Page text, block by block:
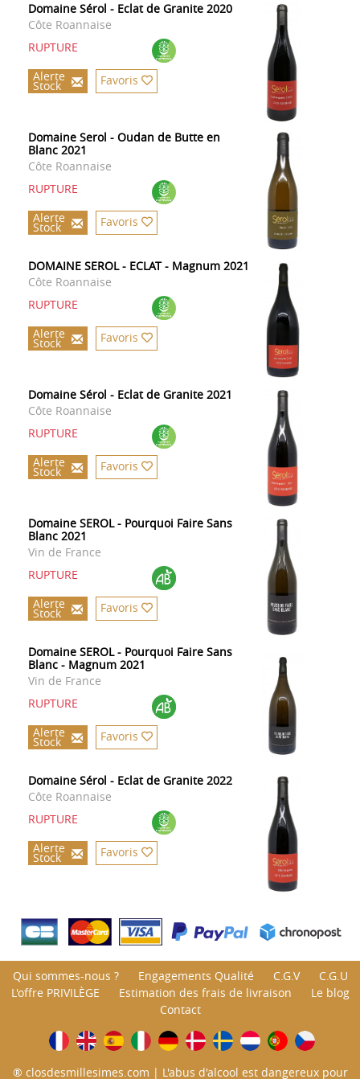
Domaine Sérol - Eclat de Granite 2020
Côte Roannaise
RUPTURE
Alerte
Stock Favoris
Domaine Serol - Oudan de Butte en
Blanc 2021
Côte Roannaise
RUPTURE
Alerte
Stock Favoris
DOMAINE SEROL - ECLAT - Magnum 2021
Côte Roannaise
RUPTURE
Alerte
Stock Favoris
Domaine Sérol - Eclat de Granite 2021
Côte Roannaise
RUPTURE
Alerte
Stock Favoris
Domaine SEROL - Pourquoi Faire Sans
Blanc 2021
Vin de France
RUPTURE
Alerte
Stock Favoris
Domaine SEROL - Pourquoi Faire Sans
Blanc - Magnum 2021
Vin de France
RUPTURE
Alerte
Stock Favoris
Domaine Sérol - Eclat de Granite 2022
Côte Roannaise
RUPTURE
Alerte
Stock Favoris
Qui sommes-nous ? Engagements Qualité C.G.V
C.G.U
L'offre PRIVILÈGE
Estimation des frais de livraison
Le blog
Contact
® closdesmillesimes.com | L'abus d'alcool est dangereux pour